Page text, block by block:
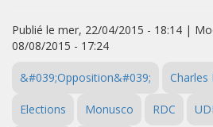
Publié le mer, 22/04/2015 - 18:14 |
08/08/2015 - 17:24
&#039;Opposition&#039; Charles
Elections Monusco RDC